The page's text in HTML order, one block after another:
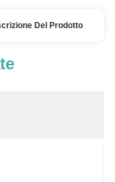
Del Prodotto